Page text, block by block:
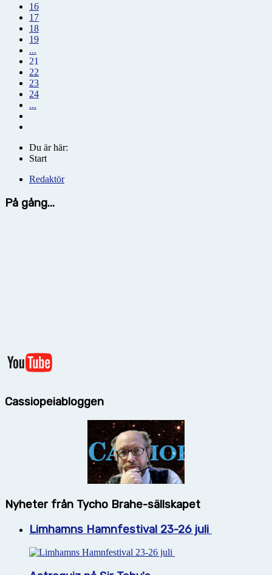
16
17
18
19
...
21
22
23
24
...
Du är här:
Start
Redaktör
På gång...
Cassiopeiabloggen
Nyheter från Tycho Brahe-sällskapet
Limhamns Hamnfestival 23-26 juli